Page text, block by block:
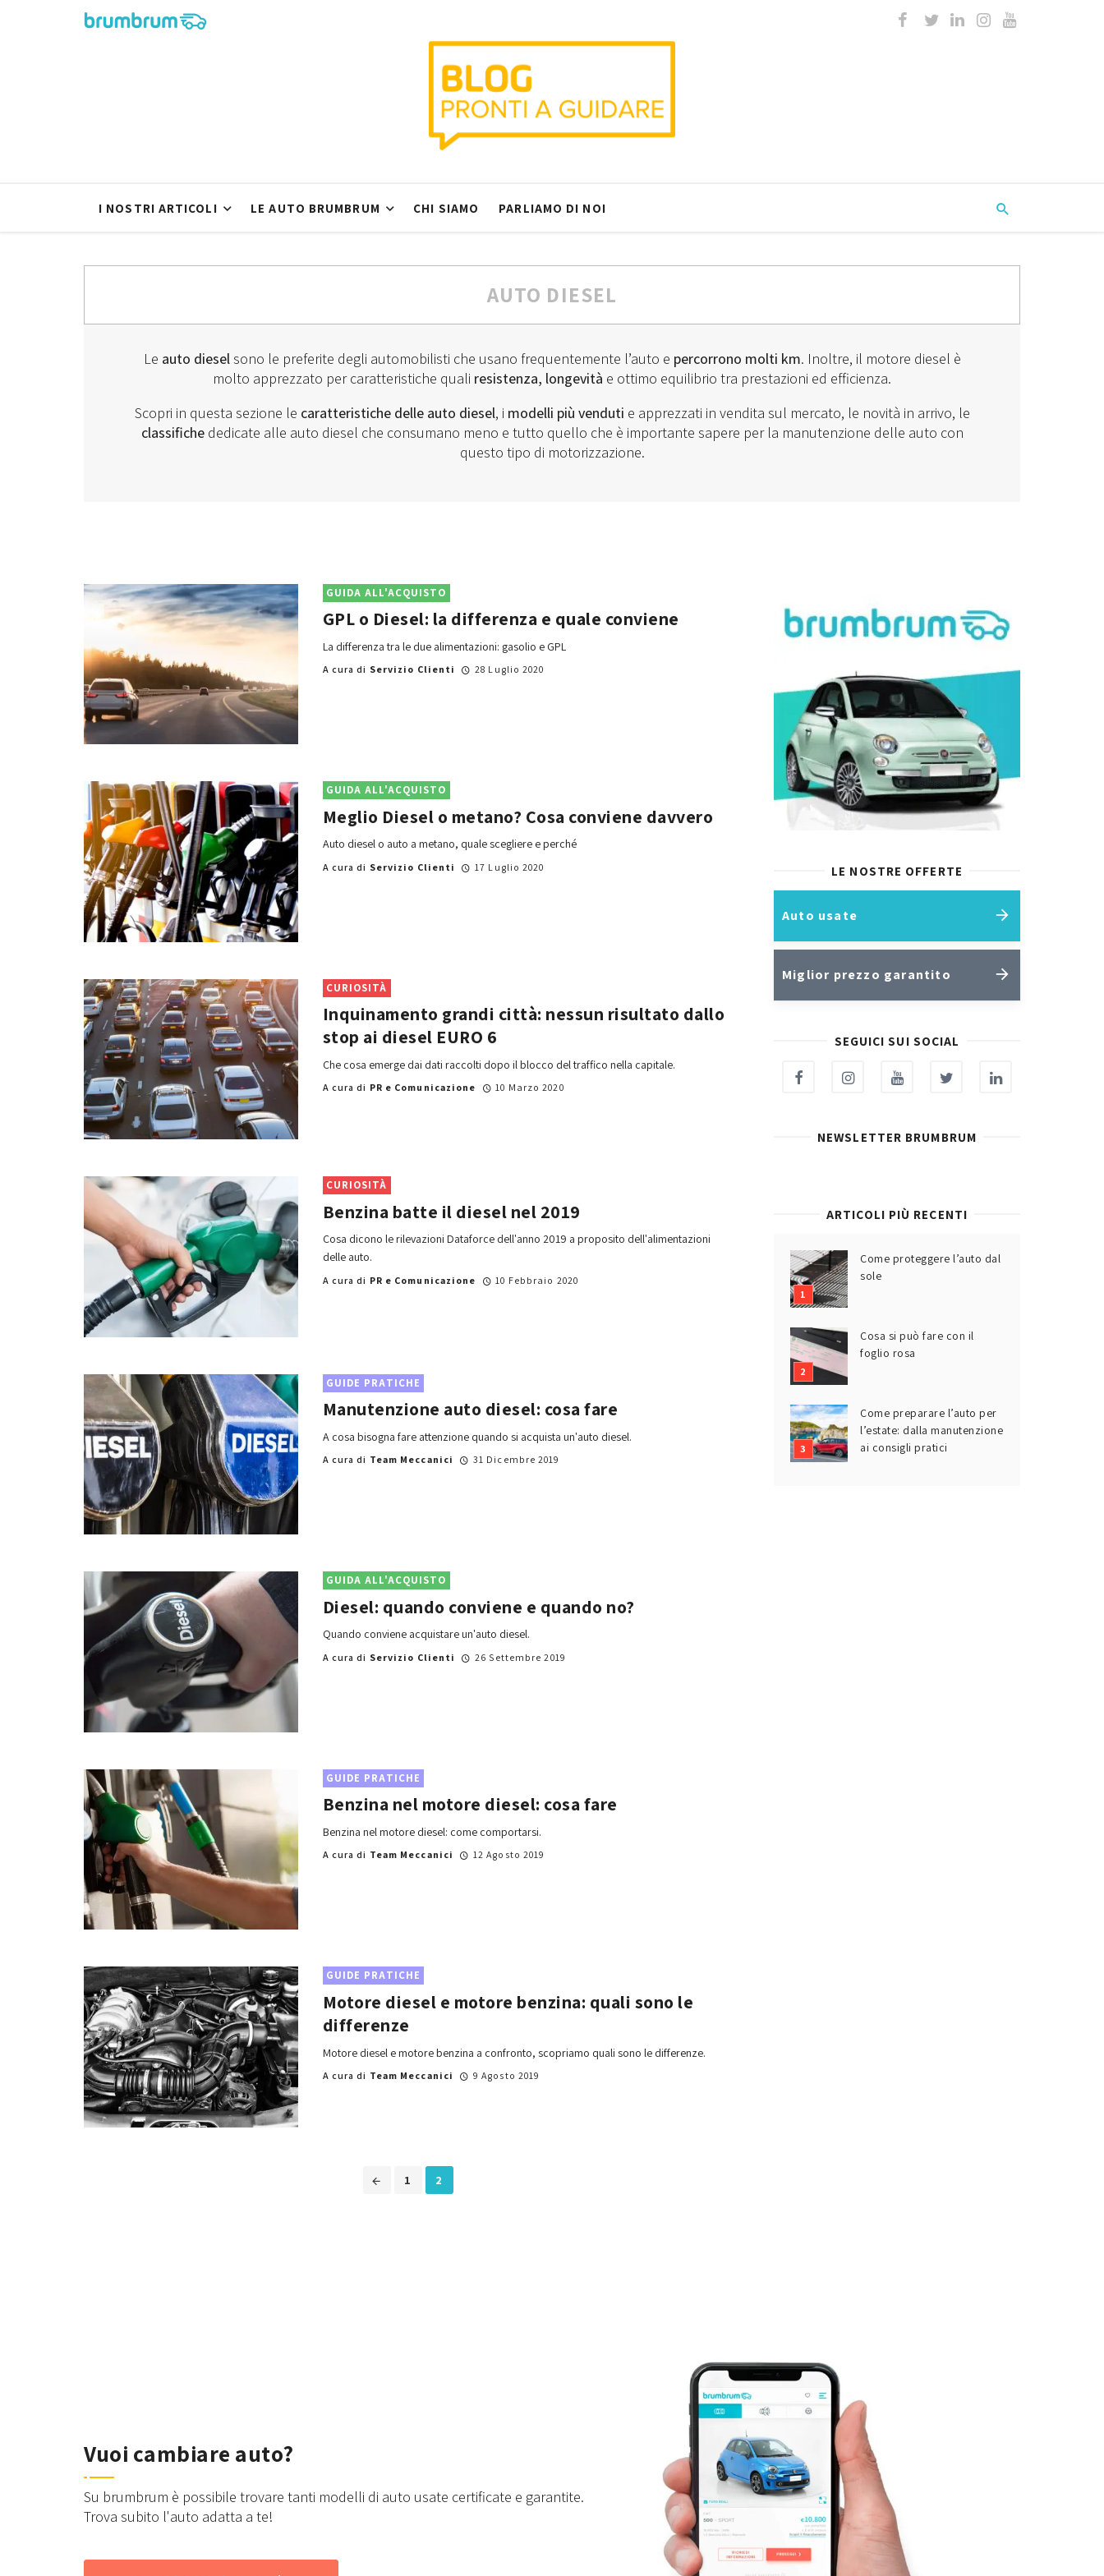
I NOSTRI ARTICOLI LE AUTO BRUMBRUM CHI SIAMO PARLIAMO DI NOI
AUTO DIESEL
Le auto dieselsono le preferite degli automobilisti che usano frequentemente l’auto e percorrono molti km. Inoltre, il motore diesel è
molto apprezzato per caratteristiche quali resistenza, longevità e ottimo equilibrio tra prestazioni ed efficienza.
Scopri in questa sezione le caratteristiche delle auto diesel, i modelli più venduti e apprezzati in vendita sul mercato, le novità in arrivo, le
classifichededicate alle auto diesel che consumano meno e tutto quello che è importante sapere per la manutenzione delle auto con
questo tipo di motorizzazione.
GUIDA ALL'ACQUISTO
GPL o Diesel: la differenza e quale conviene
La differenza tra le due alimentazioni: gasolio e GPL
A cura di Servizio Clienti 28 Luglio 2020
GUIDA ALL'ACQUISTO
Meglio Diesel o metano? Cosa conviene davvero
Auto diesel o auto a metano, quale scegliere e perché
A cura di Servizio Clienti 17 Luglio 2020
CURIOSITÀ
Inquinamento grandi città: nessun risultato dallo
stop ai diesel EURO 6
Che cosa emerge dai dati raccolti dopo il blocco del traffico nella capitale.
A cura di PR e Comunicazione 10 Marzo 2020
CURIOSITÀ
Benzina batte il diesel nel 2019
Cosa dicono le rilevazioni Dataforce dell'anno 2019 a proposito dell'alimentazioni
delle auto.
A cura di PR e Comunicazione 10 Febbraio 2020
GUIDE PRATICHE
Manutenzione auto diesel: cosa fare
A cosa bisogna fare attenzione quando si acquista un'auto diesel.
A cura di Team Meccanici 31 Dicembre 2019
GUIDA ALL'ACQUISTO
Diesel: quando conviene e quando no?
Quando conviene acquistare un'auto diesel.
A cura di Servizio Clienti 26 Settembre 2019
GUIDE PRATICHE
Benzina nel motore diesel: cosa fare
Benzina nel motore diesel: come comportarsi.
A cura di Team Meccanici 12 Agosto 2019
GUIDE PRATICHE
Motore diesel e motore benzina: quali sono le
differenze
Motore diesel e motore benzina a confronto, scopriamo quali sono le differenze.
A cura di Team Meccanici 9 Agosto 2019
1 2
LE NOSTRE OFFERTE
Auto usate
Miglior prezzo garantito
SEGUICI SUI SOCIAL
NEWSLETTER BRUMBRUM
ARTICOLI PIÙ RECENTI
Come proteggere l’auto dal
sole
Cosa si può fare con il
foglio rosa
Come preparare l’auto per
l’estate: dalla manutenzione
ai consigli pratici
Vuoi cambiare auto?
Su brumbrum è possibile trovare tanti modelli di auto usate certificate e garantite.
Trova subito l'auto adatta a te!